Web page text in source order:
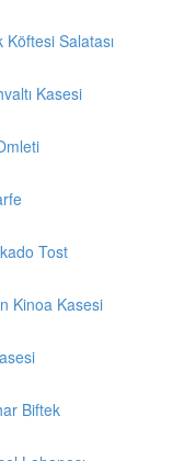
Köftesi Salatası
Kasesi
Tost
Kinoa Kasesi
Biftek